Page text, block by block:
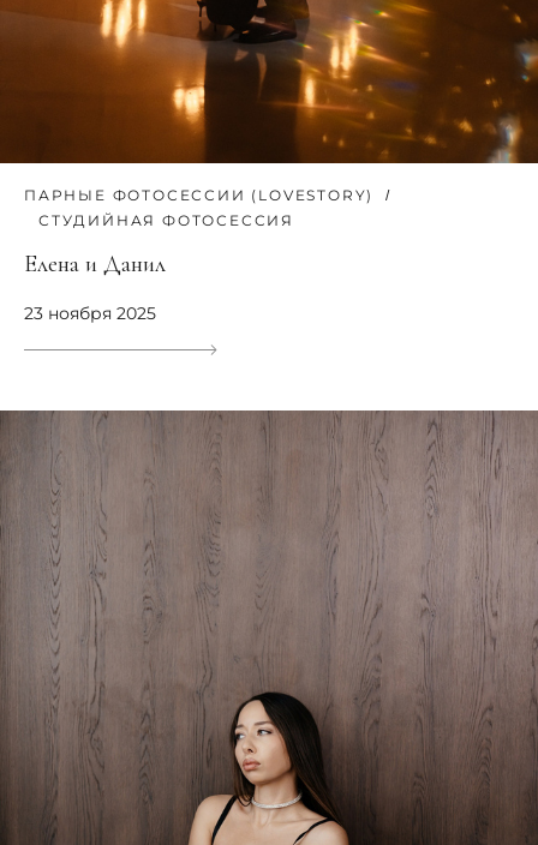
ПАРНЫЕ ФОТОСЕССИИ (LOVESTORY)
СТУДИЙНАЯ ФОТОСЕССИЯ
Елена и Данил
23 ноября 2025